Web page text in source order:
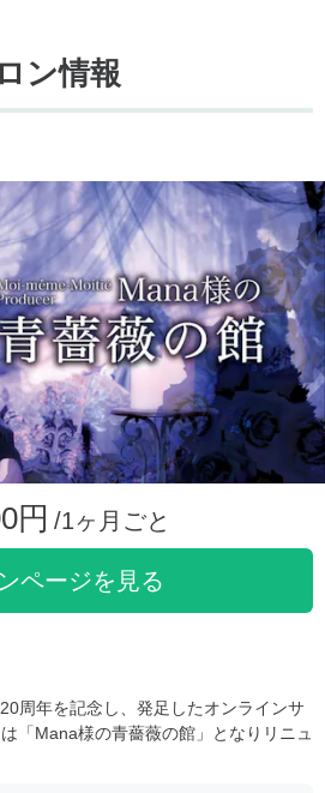
ン情報
円 /1ヶ月ごと
ページを見る
周年を記念し、発足したオンラインサ
「Mana様の青薔薇の館」となりリニュ